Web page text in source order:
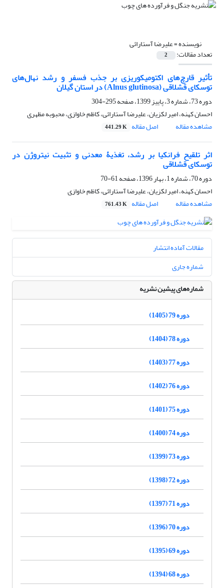
نویسنده =علیرضا آستارائی
تعداد مقالات: 2
تأثیر قارچ‌های اکتومیکوریزی بر جذب فسفر و رشد نهال‌های
توسکای قشلاقی (Alnus glutinosa) در استان گیلان
دوره 73، شماره 3، پاییز 1399، صفحه
295-304
احسان کهنه، امیر لکزیان، علیرضا آستارائی، کاظم خاوازی، محبوبه مظهری
مشاهده مقاله
اصل مقاله 441.29 K
اثر تلقیح فرانکیا بر رشد، تغذیۀ معدنی و تثبیت نیتروژن در
توسکای قشلاقی
دوره 70، شماره 1، بهار 1396، صفحه
61-70
احسان کهنه، امیر لکزیان، علیرضا آستارائی، کاظم خاوازی
مشاهده مقاله
اصل مقاله 761.43 K
مقالات آماده انتشار
شماره جاری
شماره‌های پیشین نشریه
دوره 79 (1405)
دوره 78 (1404)
دوره 77 (1403)
دوره 76 (1402)
دوره 75 (1401)
دوره 74 (1400)
دوره 73 (1399)
دوره 72 (1398)
دوره 71 (1397)
دوره 70 (1396)
دوره 69 (1395)
دوره 68 (1394)